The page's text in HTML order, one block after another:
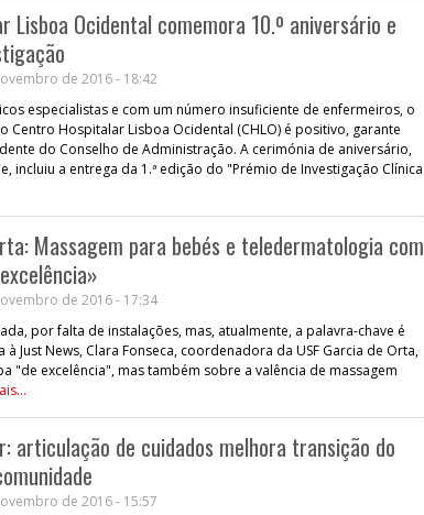
Lisboa Ocidental comemora 10.º aniversário e
de 2016 - 18:42
especialistas e com um número insuficiente de enfermeiros, o
Centro Hospitalar Lisboa Ocidental (CHLO) é positivo, garante
do Conselho de Administração. A cerimónia de aniversário,
incluiu a entrega da 1.ª edição do "Prémio de Investigação Clínica
Massagem para bebés e teledermatologia com
de 2016 - 17:34
por falta de instalações, mas, atualmente, a palavra-chave é
à Just News, Clara Fonseca, coordenadora da USF Garcia de Orta,
"de excelência", mas também sobre a valência de massagem
articulação de cuidados melhora transição do
de 2016 - 15:57